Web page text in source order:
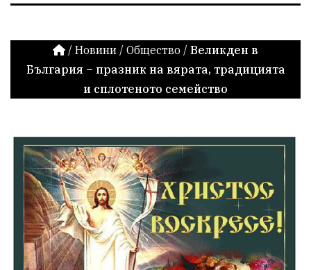
/ Новини / Общество / Великден в
България – празник на вярата, традицията
и сплотеното семейство